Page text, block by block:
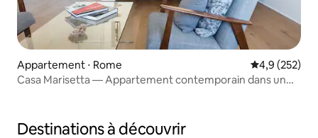
Appartement ⋅ Rome Évaluation
4,9 (252)
Casa Marisetta — Appartement contemporain dans un
Destinations à découvrir